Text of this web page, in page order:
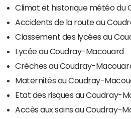
Climat et historique météo du
Accidents de la route au
Classement des lycées au
Lycée au Coudray-Macouard
Crèches au Coudray-
Maternités au Coudray-
Etat des risques au Coudray-
Accès aux soins au Coudray-